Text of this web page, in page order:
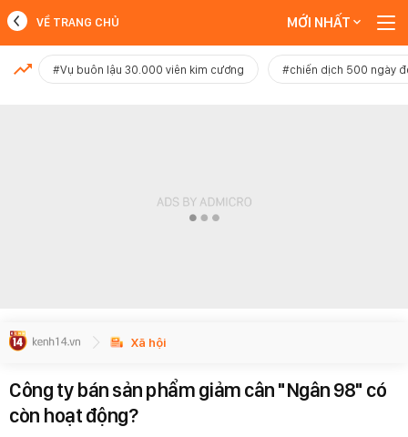
MỚI NHẤT
VỀ TRANG CHỦ MỚI NHẤT
#Vụ buôn lậu 30.000 viên kim cương #chiến dịch 500 ngày
Xã hội
Công ty bán sản phẩm giảm cân "Ngân 98" có
còn hoạt động?